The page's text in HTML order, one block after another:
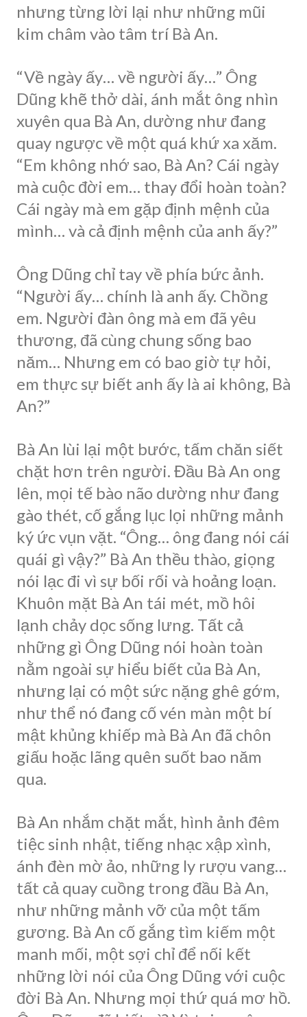
nhưng từng lời lại như những mũi
kim châm vào tâm trí Bà An.
“Về ngày ấy… về người ấy…” Ông
Dũng khẽ thở dài, ánh mắt ông nhìn
xuyên qua Bà An, dường như đang
quay ngược về một quá khứ xa xăm.
“Em không nhớ sao, Bà An? Cái ngày
mà cuộc đời em… thay đổi hoàn toàn?
Cái ngày mà em gặp định mệnh của
mình… và cả định mệnh của anh ấy?”
Ông Dũng chỉ tay về phía bức ảnh.
“Người ấy… chính là anh ấy. Chồng
em. Người đàn ông mà em đã yêu
thương, đã cùng chung sống bao
năm… Nhưng em có bao giờ tự hỏi,
em thực sự biết anh ấy là ai không, Bà
An?”
Bà An lùi lại một bước, tấm chăn siết
chặt hơn trên người. Đầu Bà An ong
lên, mọi tế bào não dường như đang
gào thét, cố gắng lục lọi những mảnh
ký ức vụn vặt. “Ông… ông đang nói cái
quái gì vậy?” Bà An thều thào, giọng
nói lạc đi vì sự bối rối và hoảng loạn.
Khuôn mặt Bà An tái mét, mồ hôi
lạnh chảy dọc sống lưng. Tất cả
những gì Ông Dũng nói hoàn toàn
nằm ngoài sự hiểu biết của Bà An,
nhưng lại có một sức nặng ghê gớm,
như thể nó đang cố vén màn một bí
mật khủng khiếp mà Bà An đã chôn
giấu hoặc lãng quên suốt bao năm
qua.
Bà An nhắm chặt mắt, hình ảnh đêm
tiệc sinh nhật, tiếng nhạc xập xình,
ánh đèn mờ ảo, những ly rượu vang…
tất cả quay cuồng trong đầu Bà An,
như những mảnh vỡ của một tấm
gương. Bà An cố gắng tìm kiếm một
manh mối, một sợi chỉ để nối kết
những lời nói của Ông Dũng với cuộc
đời Bà An. Nhưng mọi thứ quá mơ hồ.